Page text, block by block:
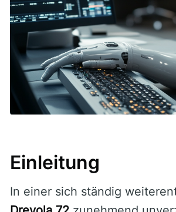
Einleitung
In einer sich ständig